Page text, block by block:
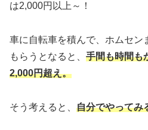
は2,000円以上～！
車に自転車を積んで、ホムセン
もらうとなると、 手間も時間も
2,000円超え。
そう考えると、 自分でやってみ